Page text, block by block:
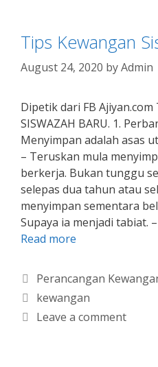
Tips Kewangan
August 24, 2020 byAdmin
Dipetik dari FB Ajiyan.com
SISWAZAH BARU. 1.
Menyimpan adalah asas
– Teruskan mula
berkerja. Bukan tunggu
selepas dua tahun atau
menyimpan sementara
Supaya ia menjadi tabiat.
Read more
Categories
Perancangan
Tags
kewangan
Leave a comment